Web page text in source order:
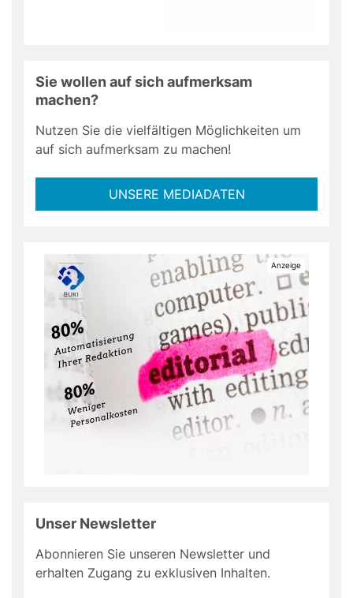
Sie wollen auf sich aufmerksam
machen?
Nutzen Sie die vielfältigen Möglichkeiten um
auf sich aufmerksam zu machen!
UNSERE MEDIADATEN
Unser Newsletter
Abonnieren Sie unseren Newsletter und
erhalten Zugang zu exklusiven Inhalten.